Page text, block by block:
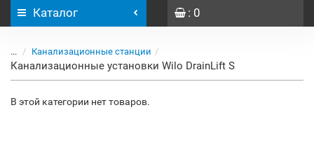
Каталог : 0
... Канализационные станции
Канализационные установки Wilo DrainLift S
В этой категории нет товаров.